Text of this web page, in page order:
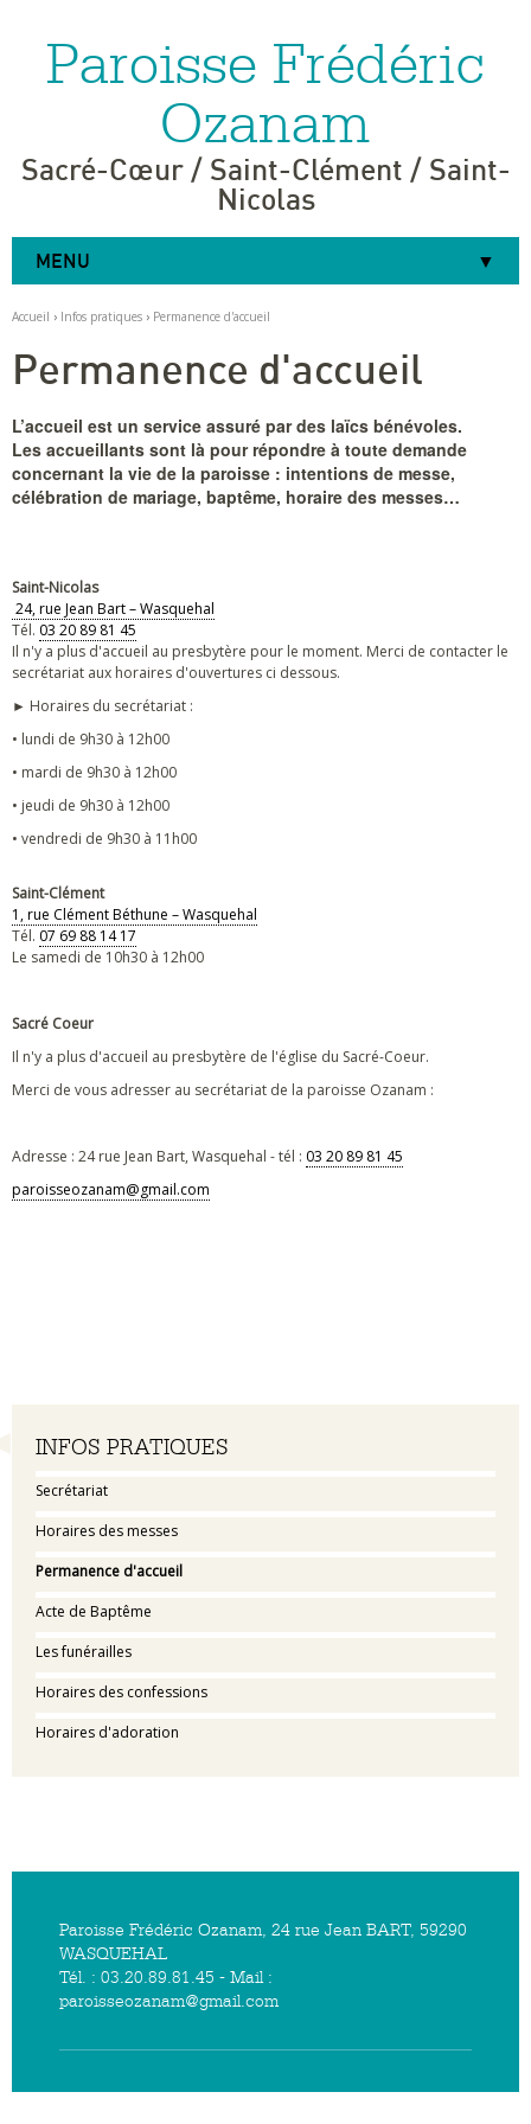
navigation
personnelsParoisse Frédéric
Ozanam
Sacré-Cœur / Saint-Clément / Saint-
Nicolas
MENU
Accueil › Infos pratiques › Permanence d'accueil
Navigation
INFOS PRATIQUES
Secrétariat
Horaires des messes
Permanence d'accueil
Acte de Baptême
Les funérailles
Horaires des confessions
Horaires d'adoration
Permanence d'accueil
L’accueil est un service assuré par des laïcs bénévoles.
Les accueillants sont là pour répondre à toute demande
concernant la vie de la paroisse : intentions de messe,
célébration de mariage, baptême, horaire des messes…
Saint-Nicolas
24, rue Jean Bart – Wasquehal
Tél. 03 20 89 81 45
Il n'y a plus d'accueil au presbytère pour le moment. Merci de contacter le
secrétariat aux horaires d'ouvertures ci dessous.
► Horaires du secrétariat :
• lundi de 9h30 à 12h00
• mardi de 9h30 à 12h00
• jeudi de 9h30 à 12h00
• vendredi de 9h30 à 11h00
Saint-Clément
1, rue Clément Béthune – Wasquehal
Tél. 07 69 88 14 17
Le samedi de 10h30 à 12h00
Sacré Coeur
Il n'y a plus d'accueil au presbytère de l'église du Sacré-Coeur.
Merci de vous adresser au secrétariat de la paroisse Ozanam :
Adresse : 24 rue Jean Bart, Wasquehal - tél : 03 20 89 81 45
paroisseozanam@gmail.com
Paroisse Frédéric Ozanam, 24 rue Jean BART, 59290
WASQUEHAL
Tél. : 03.20.89.81.45 - Mail :
paroisseozanam@gmail.com